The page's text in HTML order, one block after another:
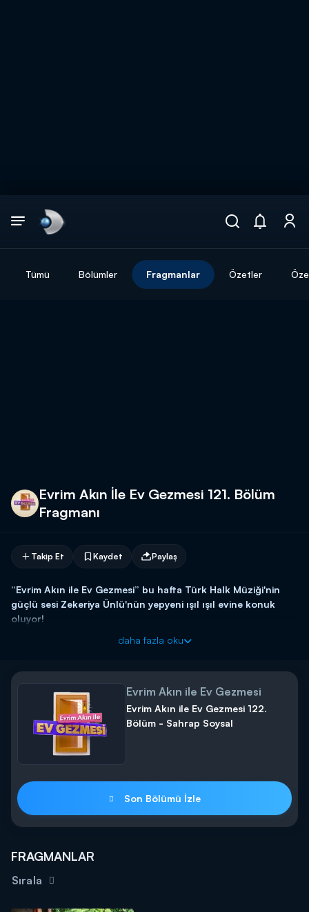
Tümü Bölümler Fragmanlar Özetler
Evrim Akın İle Ev Gezmesi 121. Bölüm
Fragmanı
Takip Et Kaydet Paylaş
“Evrim Akın ile Ev Gezmesi” bu hafta Türk Halk Müziği'nin
güçlü sesi Zekeriya Ünlü'nün yepyeni ışıl ışıl evine konuk
oluyor!
daha fazla oku
Evrim Akın ile Ev Gezmesi
Evrim Akın ile Ev Gezmesi 122.
Bölüm - Sahrap Soysal
Son Bölümü İzle
FRAGMANLAR
Sırala